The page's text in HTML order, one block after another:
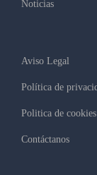
Noticias
Aviso Legal
Política de
Politica de cookies
Contáctanos